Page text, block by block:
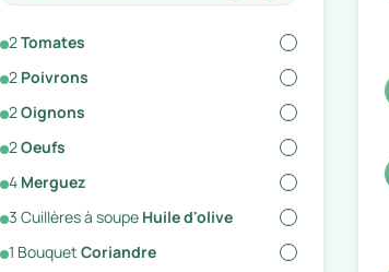
2Tomates
2 Poivrons
2Oignons
2Oeufs
4 Merguez
3 Cuillères à soupe Huile d'olive
1 Bouquet Coriandre